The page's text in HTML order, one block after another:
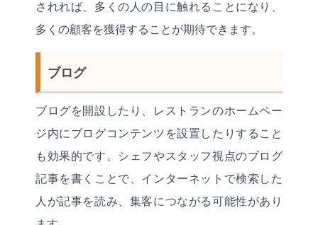
されれば、多くの人の目に触れることになり、
多くの顧客を獲得することが期待できます。
ブログ
ブログを開設したり、レストランのホームペー
ジ内にブログコンテンツを設置したりすること
も効果的です。シェフやスタッフ視点のブログ
記事を書くことで、インターネットで検索した
人が記事を読み、集客につながる可能性があり